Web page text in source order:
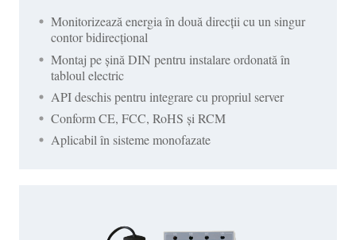
Monitorizează energia în două direcții cu un singur
contor bidirecțional
Montaj pe șină DIN pentru instalare ordonată în
tabloul electric
API deschis pentru integrare cu propriul server
Conform CE, FCC, RoHS și RCM
Aplicabil în sisteme monofazate